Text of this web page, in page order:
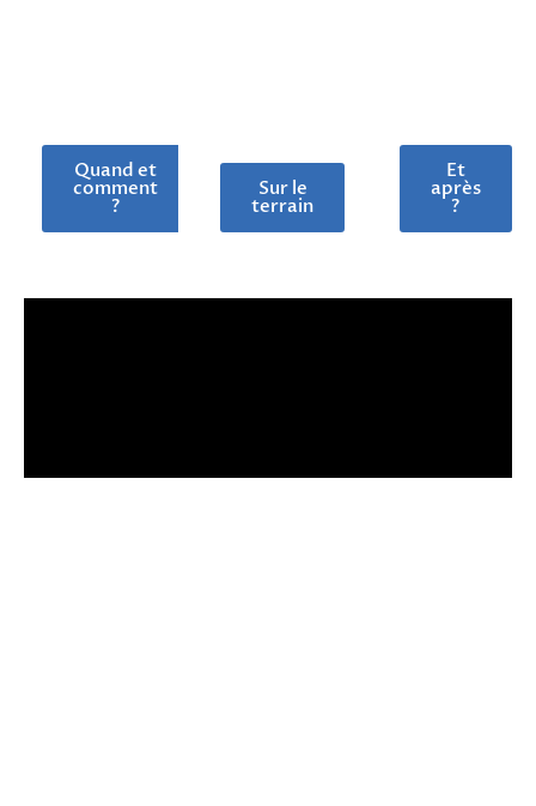
Quand et
comment
?
Sur le
terrain
Et
après
?